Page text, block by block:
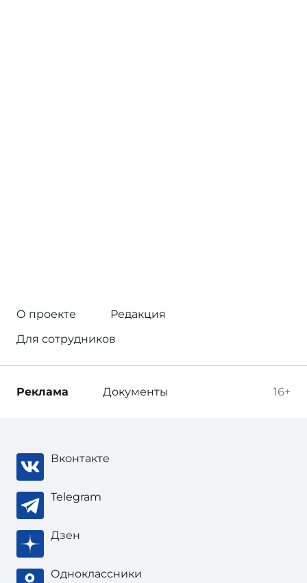
О проекте
Редакция
Для сотрудников
16+
Реклама Документы
Вконтакте
Telegram
Дзен
Одноклассники